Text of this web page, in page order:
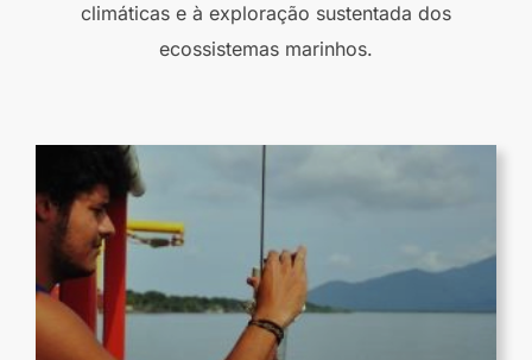
climáticas e à exploração sustentada dos
ecossistemas marinhos.